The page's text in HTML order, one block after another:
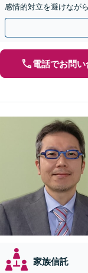
感情的対立を避けなが
付可】【休日・夜間相
電話でお問い
家族信託